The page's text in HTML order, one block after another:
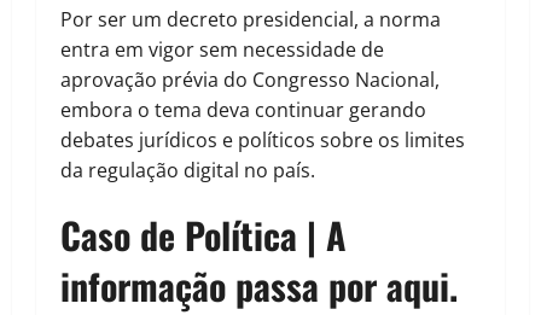
Por ser um decreto presidencial, a norma
entra em vigor sem necessidade de
aprovação prévia do Congresso Nacional,
embora o tema deva continuar gerando
debates jurídicos e políticos sobre os limites
da regulação digital no país.
Caso de Política | A
informação passa por aqui.